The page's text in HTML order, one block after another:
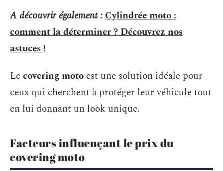
A découvrir également :Cylindrée moto :
comment la déterminer ? Découvrez nos
astuces !
Lecovering moto est une solution idéale pour
ceux qui cherchent à protéger leur véhicule tout
en lui donnant un look unique.
Facteurs influençant le prix du
covering moto